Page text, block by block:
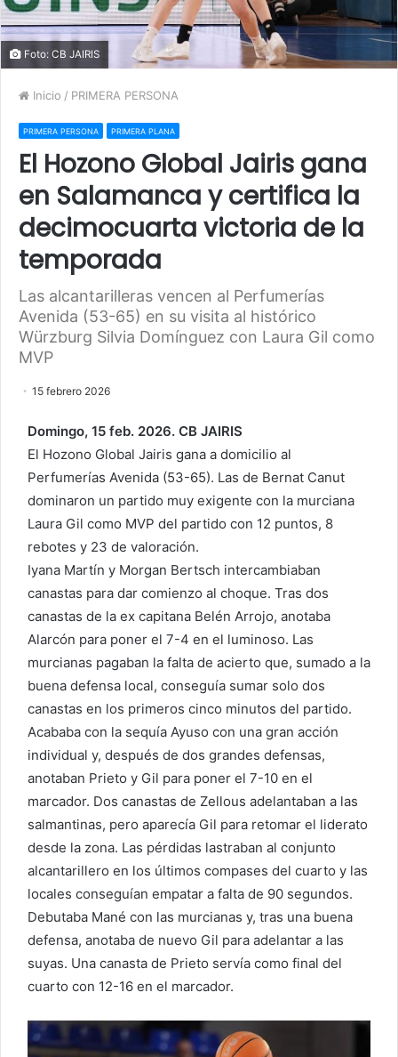
Foto: CB JAIRIS
Inicio / PRIMERA PERSONA
PRIMERA PERSONA PRIMERA PLANA
El Hozono Global Jairis gana
en Salamanca y certifica la
decimocuarta victoria de la
temporada
Las alcantarilleras vencen al Perfumerías
Avenida (53-65) en su visita al histórico
Würzburg Silvia Domínguez con Laura Gil como
MVP
15 febrero 2026
Domingo, 15 feb. 2026. CB JAIRIS
El Hozono Global Jairis gana a domicilio al
Perfumerías Avenida (53-65). Las de Bernat Canut
dominaron un partido muy exigente con la murciana
Laura Gil como MVP del partido con 12 puntos, 8
rebotes y 23 de valoración.
Iyana Martín y Morgan Bertsch intercambiaban
canastas para dar comienzo al choque. Tras dos
canastas de la ex capitana Belén Arrojo, anotaba
Alarcón para poner el 7-4 en el luminoso. Las
murcianas pagaban la falta de acierto que, sumado a la
buena defensa local, conseguía sumar solo dos
canastas en los primeros cinco minutos del partido.
Acababa con la sequía Ayuso con una gran acción
individual y, después de dos grandes defensas,
anotaban Prieto y Gil para poner el 7-10 en el
marcador. Dos canastas de Zellous adelantaban a las
salmantinas, pero aparecía Gil para retomar el liderato
desde la zona. Las pérdidas lastraban al conjunto
alcantarillero en los últimos compases del cuarto y las
locales conseguían empatar a falta de 90 segundos.
Debutaba Mané con las murcianas y, tras una buena
defensa, anotaba de nuevo Gil para adelantar a las
suyas. Una canasta de Prieto servía como final del
cuarto con 12-16 en el marcador.